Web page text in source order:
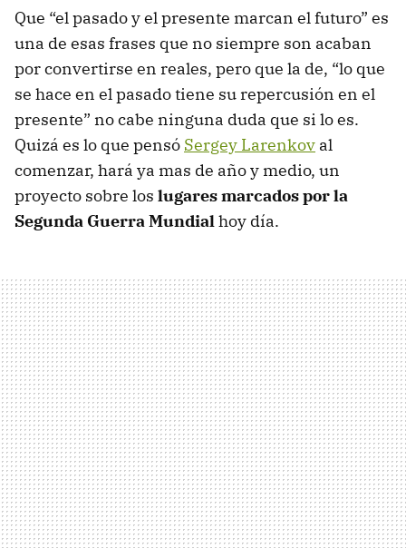
Que “el pasado y el presente marcan el futuro” es
una de esas frases que no siempre son acaban
por convertirse en reales, pero que la de, “lo que
se hace en el pasado tiene su repercusión en el
presente” no cabe ninguna duda que si lo es.
Quizá es lo que pensó Sergey Larenkov al
comenzar, hará ya mas de año y medio, un
proyecto sobre los lugares marcados por la
Segunda Guerra Mundialhoy día.